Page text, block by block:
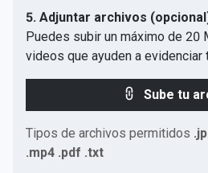
5. Adjuntar archivos
Puedes subir un máximo de 20
videos que ayuden a evidenciar
Sube tu
Tipos de archivos permitidos
.mp4 .pdf .txt